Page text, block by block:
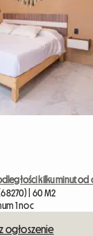
kilku minut od
| 60 M2
1 noc
ogłoszenie